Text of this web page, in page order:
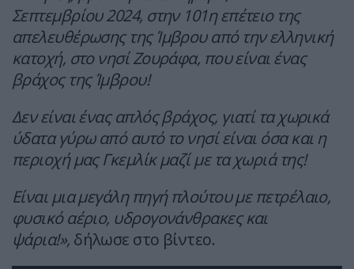
Σεπτεμβρίου 2024, στην 101η επέτειο της
απελευθέρωσης της Ίμβρου από την ελληνική
κατοχή, στο νησί Ζουράφα, που είναι ένας
βράχος της Ίμβρου!
Δεν είναι ένας απλός βράχος, γιατί τα χωρικά
ύδατα γύρω από αυτό το νησί είναι όσα και η
περιοχή μας Γκεμλίκ μαζί με τα χωριά της!
Είναι μια μεγάλη πηγή πλούτου με πετρέλαιο,
φυσικό αέριο, υδρογονάνθρακες και
ψάρια!», δήλωσε στο βίντεο.